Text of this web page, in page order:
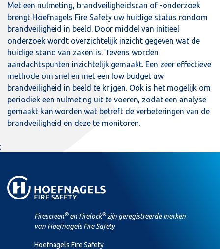
Met een nulmeting, brandveiligheidscan of -onderzoek
brengt Hoefnagels Fire Safety uw huidige status rondom
brandveiligheid in beeld. Door middel van initieel
onderzoek wordt overzichtelijk inzicht gegeven wat de
huidige stand van zaken is. Tevens worden
aandachtspunten inzichtelijk gemaakt. Een zeer effectieve
methode om snel en met een low budget uw
brandveiligheid in beeld te krijgen. Ook is het mogelijk om
periodiek een nulmeting uit te voeren, zodat een analyse
gemaakt kan worden wat betreft de verbeteringen van de
brandveiligheid en deze te monitoren.
;
Firescreen® en Firelock® zijn geregistreerde merken
van Hoefnagels Fire Safety
Hoefnagels Fire Safety